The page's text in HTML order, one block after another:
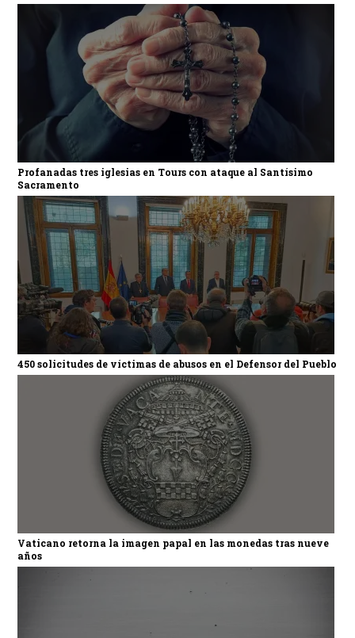
Profanadas tres iglesias en Tours con ataque al Santísimo
Sacramento
450 solicitudes de víctimas de abusos en el Defensor del Pueblo
Vaticano retorna la imagen papal en las monedas tras nueve
años